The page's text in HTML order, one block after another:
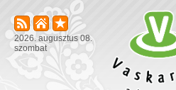
2026. augusztus 08.
szombat